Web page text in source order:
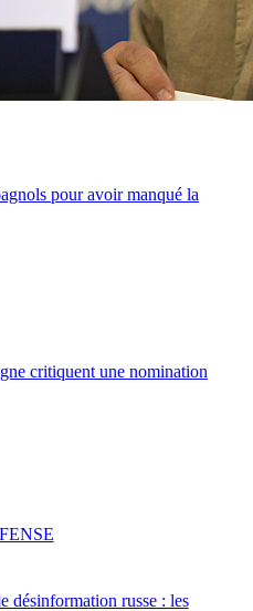
pour avoir manqué la
critiquent une nomination
désinformation russe : les